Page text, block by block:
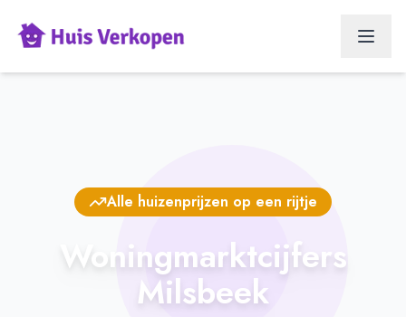
Alle huizenprijzen op een rijtje
Woningmarktcijfers
Milsbeek